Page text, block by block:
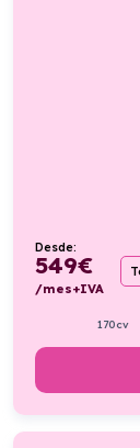
Desde:
549€
/mes+IVA
170cv